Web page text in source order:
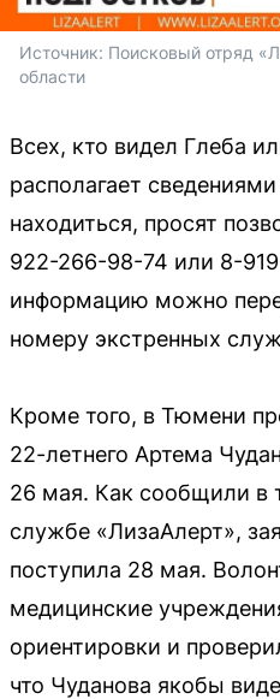
Источник: Поисковый отряд
области
Всех, кто видел Глеба
располагает
находиться, просят
922-266-98-74 или 8-
информацию можно
номеру экстренных
Кроме того, в Тюмени
22-летнего Артема
26 мая. Как сообщили в
службе «ЛизаАлерт»,
поступила 28 мая.
медицинские
ориентировки и
что Чуданова якобы